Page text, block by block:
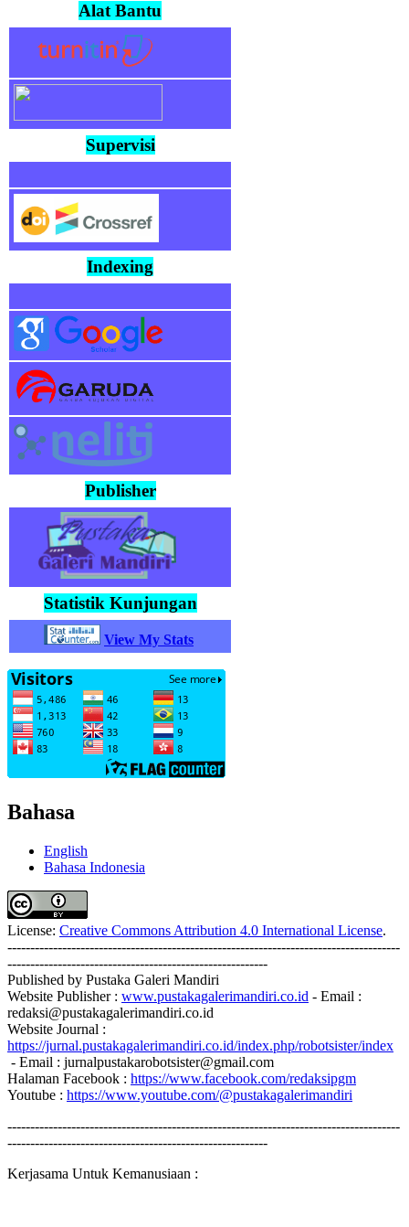
Alat Bantu
Supervisi
Indexing
Publisher
Statistik Kunjungan
View My Stats
Bahasa
English
Bahasa Indonesia
License: Creative Commons Attribution 4.0 International License.
--------------------------------------------------------------------------------------
---------------------------------------------------------
Published by Pustaka Galeri Mandiri
Website Publisher : www.pustakagalerimandiri.co.id - Email :
redaksi@pustakagalerimandiri.co.id
Website Journal :
https://jurnal.pustakagalerimandiri.co.id/index.php/robotsister/index
- Email : jurnalpustakarobotsister@gmail.com
Halaman Facebook : https://www.facebook.com/redaksipgm
Youtube : https://www.youtube.com/@pustakagalerimandiri
--------------------------------------------------------------------------------------
---------------------------------------------------------
Kerjasama Untuk Kemanusiaan :